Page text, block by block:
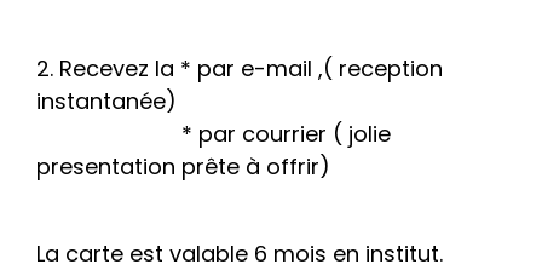
2. Recevez la * par e-mail ,( reception
instantanée)
* par courrier ( jolie
presentation prête à offrir)
La carte est valable 6 mois en institut.